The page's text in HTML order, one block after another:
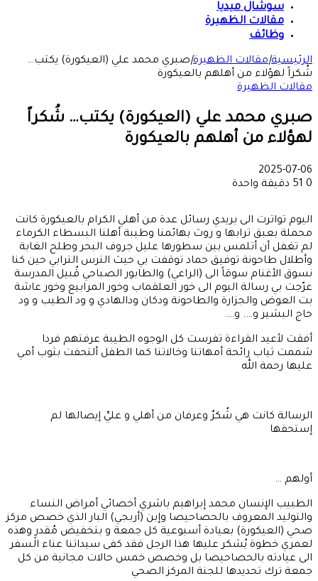
سوشال ميديا
مقالات الظهيرة
وظائف
الرئيسية|مقالات الظهيرة|صبري محمد علي (العيكورة) يكتب…
شُكراً لهؤلاء من أهلهم بالعيكورة
مقالات الظهيرة
صبري محمد علي (العيكورة) يكتب… شُكراً
لهؤلاء من أهلهم بالعيكورة
2025-07-06
0
دقيقة واحدة
اليوم تواترت الى بريدي رسائل عدة من أهلي الكرام بالعيكورة كانت
محملة بعبق ترابها و روث بهائمنا وطيبة أهلنا البسطاء الكرماء
لم تغفل أن أتلمس بين سطورها عليل جروف البحر وطلح الغابة
وأطلال طاحونة توفيق حماد توقفت بي حيث الترس الترابي حين كنا
نسوق الأغنام سوقاً الى (الراعي) والطابور الصباحي قُبيل المدرسة
عرّجت بي رسالة اليوم الى خور العلقماب وخور المرابيع وخور عاشة
بت العوض والجزارة والطاحونة ودكان ودالهادي و ود الطيب و ود
حاج البشير و…. و….
أفقت لأعيد القراءة تفرست كل الوجوه الطيبة عرفتهم فردا
شممت ثياب رائحة أمهاتنا وخالاتنا كما الطفل ألتحفت بثوب أمي
عليها رحمة الله
الرسالة كانت هي شُكرٌ وعرفان من أهلي و عليِّ إيصالها لم
إستحقها
أولهم …
الطبيب الإنسان محمد إبراهيم باشري أخصائي أمراض النساء
والتوليد المعروف بالحصاحيصا وإبن (أربجي) البار الذي خصص مركز
صحي (العيكورة) بعيادة أسبوعية كل جمعة و بتخفيض مُقدرٍ وهذه
لعمري خطوة يُشكر عليها هذا الرجل فقد كفى سيداتنا عناء السفر
الى عيادته بالحصاحيصا بل وخصص خمس حالات مجانية من كل
جمعة ترك تحديدها للجنة المركز الصحي